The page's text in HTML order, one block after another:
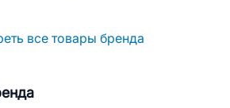
все товары бренда